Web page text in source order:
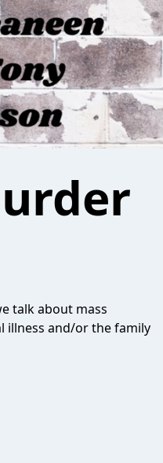
talk about mass
illness and/or the family